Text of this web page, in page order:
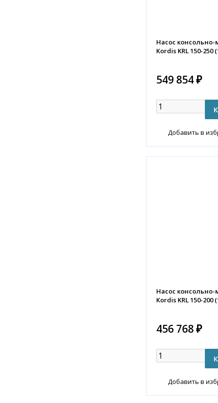
Насос
Kordis KRL 150-250
549 854 ₽
Добавить в
Насос
Kordis KRL 150-200
456 768 ₽
Добавить в